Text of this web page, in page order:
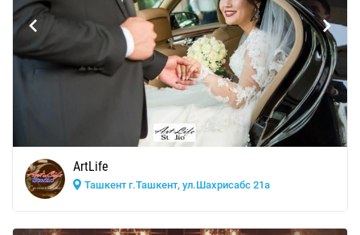
ArtLife
Ташкент г.Ташкент, ул.Шахрисабс 21а